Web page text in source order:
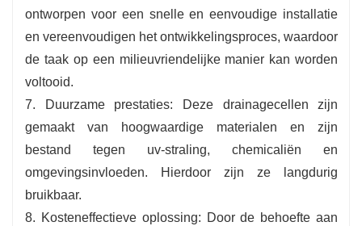
ontworpen voor een snelle en eenvoudige installatie
en vereenvoudigen het ontwikkelingsproces, waardoor
de taak op een milieuvriendelijke manier kan worden
voltooid.
7. Duurzame prestaties: Deze drainagecellen zijn
gemaakt van hoogwaardige materialen en zijn
bestand tegen uv-straling, chemicaliën en
omgevingsinvloeden. Hierdoor zijn ze langdurig
bruikbaar.
8. Kosteneffectieve oplossing: Door de behoefte aan